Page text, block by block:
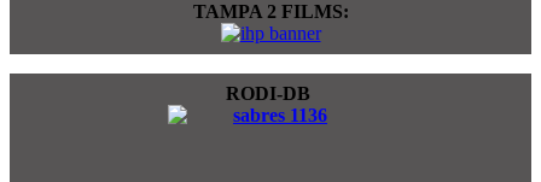
TAMPA 2 FILMS:
RODI-DB